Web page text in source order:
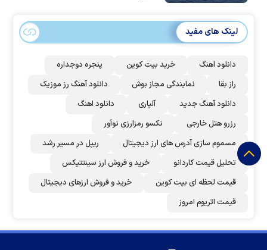
لینک های مفید
دانلود اهنگ خرید بیت کوین
پنجره دوجداره
راز بقا
نمایندگی مجاز بوش
دانلود آهنگ رز‌ موزیک
دانلود آهنگ جدید
آلپاری
دانلود اهنگ
رزرو هتل خارجی
نکسو رمزارزی نوآور
مسموم سازی آدرس های ارز دیجیتال
ریپل در مسیر رشد
تحلیل قیمت کاردانو
خرید و فروش ارز سینتتیکس
قیمت لحظه ای بیت کوین
خرید و فروش ارزهای دیجیتال
قیمت اتریوم امروز